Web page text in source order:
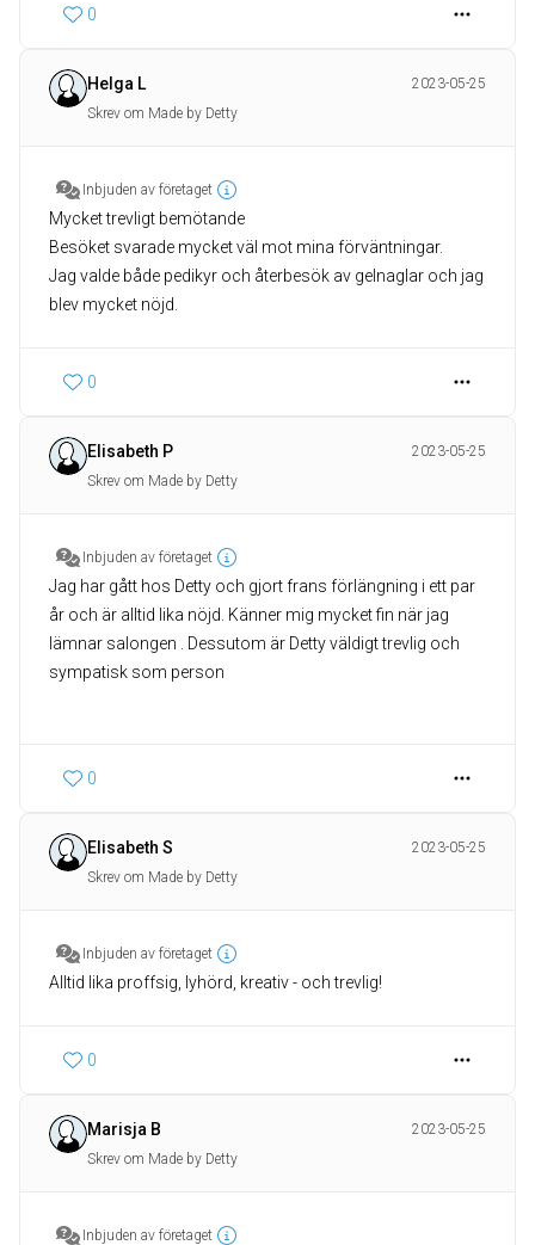
0
Helga L
2023-05-25
Skrev om Made by Detty
Inbjuden av företaget
Mycket trevligt bemötande
Besöket svarade mycket väl mot mina förväntningar.
Jag valde både pedikyr och återbesök av gelnaglar och jag
blev mycket nöjd.
0
Elisabeth P
2023-05-25
Skrev om Made by Detty
Inbjuden av företaget
Jag har gått hos Detty och gjort frans förlängning i ett par
år och är alltid lika nöjd. Känner mig mycket fin när jag
lämnar salongen . Dessutom är Detty väldigt trevlig och
sympatisk som person
0
Elisabeth S
2023-05-25
Skrev om Made by Detty
Inbjuden av företaget
Alltid lika proffsig, lyhörd, kreativ - och trevlig!
0
Marisja B
2023-05-25
Skrev om Made by Detty
Inbjuden av företaget